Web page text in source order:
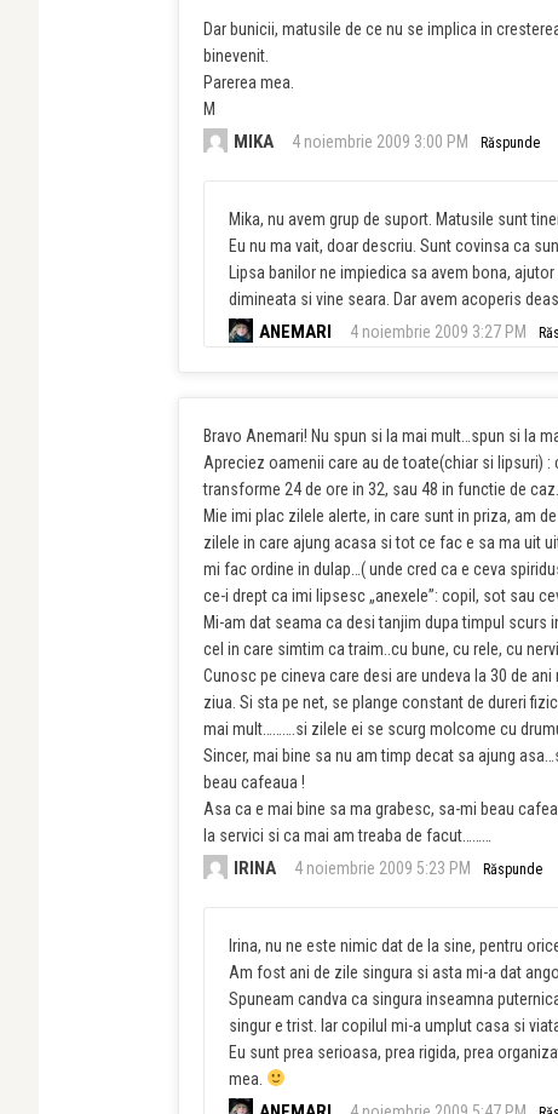
Dar bunicii, matusile de ce nu se implica in
binevenit.
Parerea mea.
M
MIKA 4 noiembrie 2009 3:00 PM Răspunde
Mika, nu avem grup de suport. Matusile sunt
Eu nu ma vait, doar descriu. Sunt covinsa ca
Lipsa banilor ne impiedica sa avem bona,
dimineata si vine seara. Dar avem acoperis
ANEMARI 4 noiembrie 2009 3:27 PM
Bravo Anemari! Nu spun si la mai mult…spun si la
Apreciez oamenii care au de toate(chiar si lipsuri)
transforme 24 de ore in 32, sau 48 in functie de caz.
Mie imi plac zilele alerte, in care sunt in priza, am
zilele in care ajung acasa si tot ce fac e sa ma uit
mi fac ordine in dulap…( unde cred ca e ceva
ce-i drept ca imi lipsesc „anexele”: copil, sot sau
Mi-am dat seama ca desi tanjim dupa timpul scurs
cel in care simtim ca traim..cu bune, cu rele, cu
Cunosc pe cineva care desi are undeva la 30 de
ziua. Si sta pe net, se plange constant de dureri
mai mult……….si zilele ei se scurg molcome cu
Sincer, mai bine sa nu am timp decat sa ajung
beau cafeaua !
Asa ca e mai bine sa ma grabesc, sa-mi beau
la servici si ca mai am treaba de facut………
IRINA 4 noiembrie 2009 5:23 PM Răspunde
Irina, nu ne este nimic dat de la sine, pentru
Am fost ani de zile singura si asta mi-a dat
Spuneam candva ca singura inseamna
singur e trist. Iar copilul mi-a umplut casa si
Eu sunt prea serioasa, prea rigida, prea
mea.